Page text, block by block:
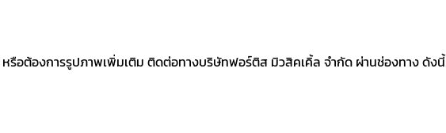
อต้องการรูปภาพเพิ่มเติม ติดต่อทางบริษัทฟอร์ติส มิวสิคเคิ้ล จำกัด ผ่านช่องทาง ดังนี้